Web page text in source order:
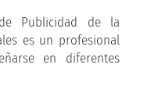
Publicidad de la
es un profesional
en diferentes